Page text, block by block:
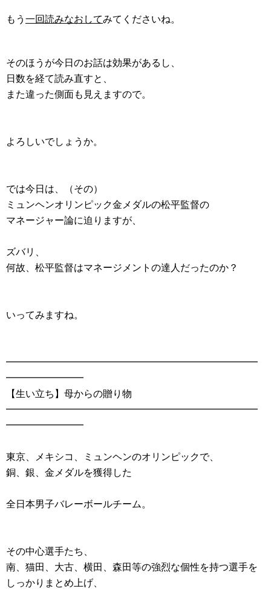
もう 一回読みなおしてみてくださいね。
そのほうが今日のお話は効果があるし、
日数を経て読み直すと、
また違った側面も見えますので。
よろしいでしょうか。
では今日は、（その）
ミュンヘンオリンピック金メダルの松平監督の
マネージャー論に迫りますが、
ズバリ、
何故、松平監督はマネージメントの達人だったのか？
いってみますね。
━━━━━━━━━━━━━━━━━━━━━━━━━━
━━━━━━━━
【生い立ち】母からの贈り物
━━━━━━━━━━━━━━━━━━━━━━━━━━
━━━━━━━━
東京、メキシコ、ミュンヘンのオリンピックで、
銅、銀、金メダルを獲得した
全日本男子バレーボールチーム。
その中心選手たち、
南、猫田、大古、横田、森田等の強烈な個性を持つ選手を
しっかりまとめ上げ、